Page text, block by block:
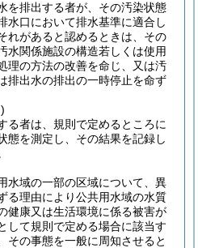
を排出する者が、その汚染状態
水口において排水基準に適合し
れがあると認めるときは、その
水関係施設の構造若しくは使用
理の方法の改善を命じ、又は汚
排出水の排出の一時停止を命ず
る者は、規則で定めるところに
態を測定し、その結果を記録し
水域の一部の区域について、異
る理由により公共用水域の水質
健康又は生活環境に係る被害が
して規則で定める場合に該当す
その事態を一般に周知させると